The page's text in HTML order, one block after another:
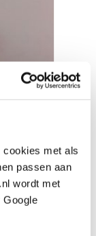
met als
passen aan
wordt met
Google
kunstenares,
Proxxon
prachtige
heeft